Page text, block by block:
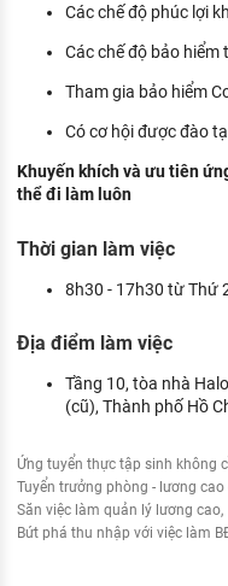
Các chế độ phúc lợi
Các chế độ bảo
Tham gia bảo hiểm
Có cơ hội được đào
Khuyến khích và ưu tiên
thể đi làm luôn
Thời gian làm việc
8h30 - 17h30 từ Thứ
Địa điểm làm việc
Tầng 10, tòa nhà
(cũ), Thành phố Hồ
Ứng tuyển thực tập sinh không
Tuyển trưởng phòng - lương
Săn việc làm quản lý lương cao
Bứt phá thu nhập với việc làm